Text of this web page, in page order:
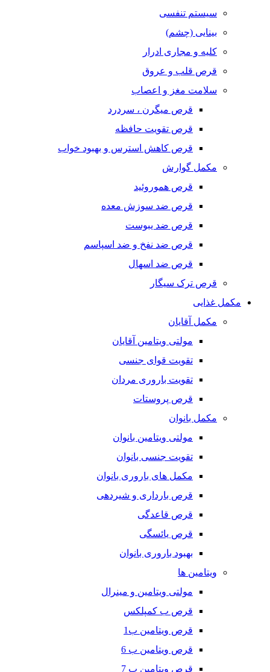
سیستم تنفسی
بینایی (چشم)
کلیه و مجاری ادرار
قرص قلب و عروق
سلامت مغز و اعصاب
قرص میگرن ، سردرد
قرص تقویت حافظه
قرص کاهش استرس و بهبود خواب
مکمل گوارش
قرص هموروئید
قرص ضد سوزش معده
قرص ضد یبوست
قرص ضد نفخ و ضد اسپاسم
قرص ضد اسهال
قرص ترک سیگار
مکمل غذایی
مکمل آقایان
مولتی ویتامین آقایان
تقویت قوای جنسی
تقویت باروری مردان
قرص پروستات
مکمل بانوان
مولتی ویتامین بانوان
تقویت جنسی بانوان
مکمل های باروری بانوان
قرص بارداری و شیردهی
قرص قاعدگی
قرص یائسگی
بهبود باروری بانوان
ویتامین ها
مولتی ویتامین و مینرال
قرص ب کمپلکس
قرص ویتامین ب1
قرص ویتامین ب 6
قرص ویتامین ب 7